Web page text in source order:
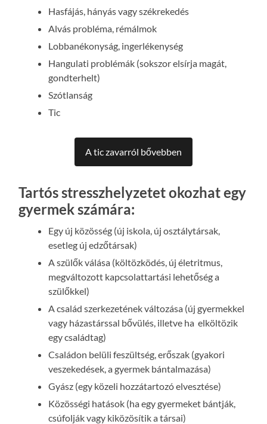
Hasfájás, hányás vagy székrekedés
Alvás probléma, rémálmok
Lobbanékonyság, ingerlékenység
Hangulati problémák (sokszor elsírja magát,
gondterhelt)
Szótlanság
Tic
A tic zavarról bővebben
Tartós stresszhelyzetet okozhat egy
gyermek számára:
Egy új közösség (új iskola, új osztálytársak,
esetleg új edzőtársak)
A szülők válása (költözködés, új életritmus,
megváltozott kapcsolattartási lehetőség a
szülőkkel)
A család szerkezetének változása (új gyermekkel
vagy házastárssal bővülés, illetve ha elköltözik
egy családtag)
Családon belüli feszültség, erőszak (gyakori
veszekedések, a gyermek bántalmazása)
Gyász (egy közeli hozzátartozó elvesztése)
Közösségi hatások (ha egy gyermeket bántják,
csúfolják vagy kiközösítik a társai)